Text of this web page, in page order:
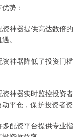
势：
神器提供高达数倍
。
神器降低了投资门
神器实时监控投资
平仓，保护投资者资
配资平台提供专业